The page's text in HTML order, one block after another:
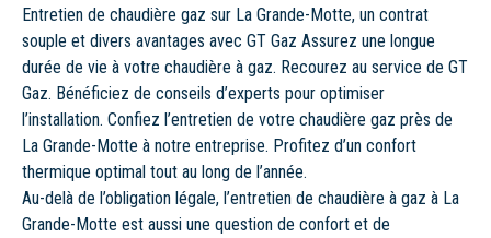
Entretien de chaudière gaz sur La Grande-Motte, un contrat
souple et divers avantages avec GT Gaz Assurez une longue
durée de vie à votre chaudière à gaz. Recourez au service de GT
Gaz. Bénéficiez de conseils d’experts pour optimiser
l’installation. Confiez l’entretien de votre chaudière gaz près de
La Grande-Motte à notre entreprise. Profitez d’un confort
thermique optimal tout au long de l’année.
Au-delà de l’obligation légale, l’entretien de chaudière à gaz à La
Grande-Motte est aussi une question de confort et de